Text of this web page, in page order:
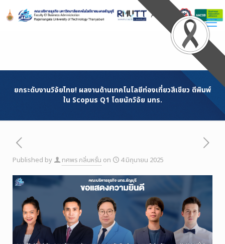
Content
ยกระดับงานวิจัยไทย! ผลงานด้านเทคโนโลยีท่องเที่ยวสีเขียว ตีพิมพ์
ใน Scopus Q1 โดยนักวิจัย มทร.
Published by ทศพร กลิ่นหรั่น on 4 มิถุนายน 2025